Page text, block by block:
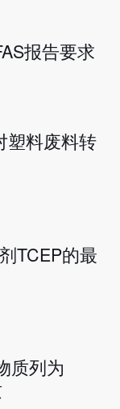
报告要求
塑料废料转
TCEP的最
质列为